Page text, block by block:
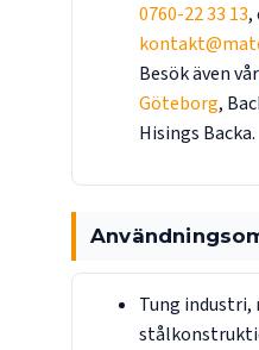
0760-22 33 13,
Besök även vår
Göteborg,
Hisings Backa.
Tung industri,